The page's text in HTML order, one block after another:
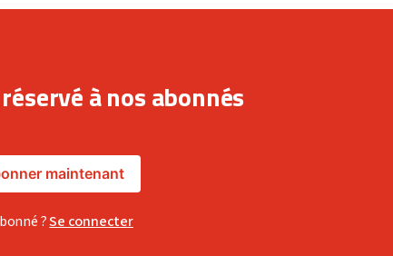
à nos abonnés
maintenant
?Se connecter